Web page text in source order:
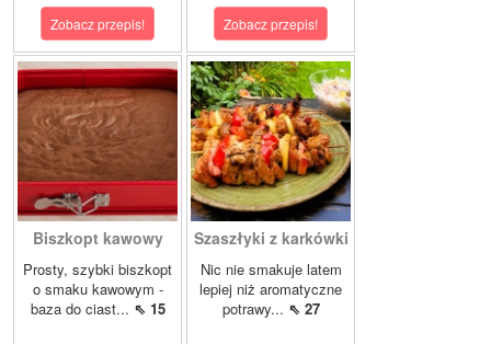
Zobacz przepis! Zobacz przepis!
Biszkopt kawowy
Prosty, szybki biszkopt
o smaku kawowym -
baza do ciast... ⇖ 15
Szaszłyki z karkówki
Nic nie smakuje latem
lepiej niż aromatyczne
potrawy... ⇖ 27